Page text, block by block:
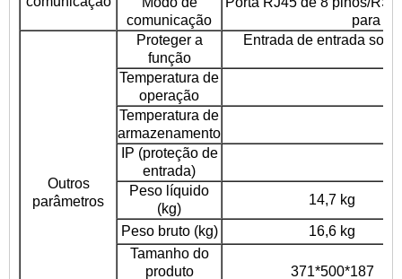
comunicação
para
Outros
parâmetros
Proteger a
função
Entrada de entrada
Temperatura de
operação
Temperatura de
armazenamento
IP (proteção de
entrada)
Peso líquido
(kg)
14,7 kg
Peso bruto (kg)
16,6 kg
Tamanho do
produto
371*500*187